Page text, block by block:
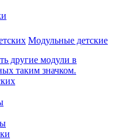
Модульные детские
другие модули в
таким значком.